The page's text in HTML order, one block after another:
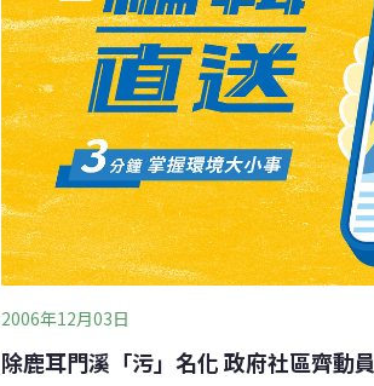
挖工常以
2006年12月03日
除鹿耳門溪「污」名化 政府社區齊動員